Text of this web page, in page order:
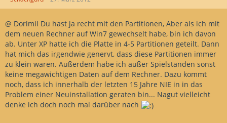
@ Dorimil Du hast ja recht mit den Partitionen, Aber als ich mit
dem neuen Rechner auf Win7 gewechselt habe, bin ich davon
ab. Unter XP hatte ich die Platte in 4-5 Partitionen geteilt. Dann
hat mich das irgendwie genervt, dass diese Partitionen immer
zu klein waren. Außerdem habe ich außer Spielständen sonst
keine megawichtigen Daten auf dem Rechner. Dazu kommt
noch, dass ich innerhalb der letzten 15 Jahre NIE in in das
Problem einer Neuinstallation geraten bin... Nagut vielleicht
denke ich doch noch mal darüber nach